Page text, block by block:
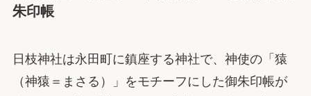
朱印帳
日枝神社は永田町に鎮座する神社で、神使の「猿
（神猿＝まさる）」をモチーフにした御朱印帳が